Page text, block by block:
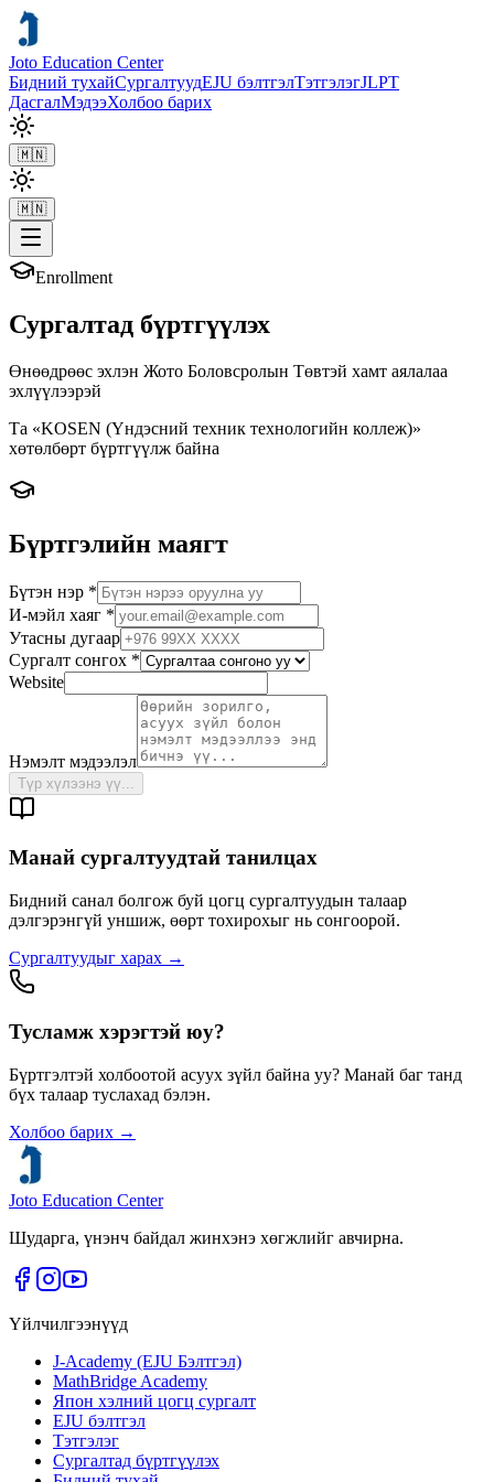
Joto Education Center
Бидний тухайСургалтуудEJU бэлтгэлТэтгэлэгJLPT
ДасгалМэдээХолбоо барих
🇲🇳
🇲🇳
Enrollment
Сургалтад бүртгүүлэх
Өнөөдрөөс эхлэн Жото Боловсролын Төвтэй хамт аялалаа
эхлүүлээрэй
Та «KOSEN (Үндэсний техник технологийн коллеж)»
хөтөлбөрт бүртгүүлж байна
Бүртгэлийн маягт
Бүтэн нэр *
И-мэйл хаяг *
Утасны дугаар
Сургалт сонгох *
Website
Нэмэлт мэдээлэл
Түр хүлээнэ үү...
Манай сургалтуудтай танилцах
Бидний санал болгож буй цогц сургалтуудын талаар
дэлгэрэнгүй уншиж, өөрт тохирохыг нь сонгоорой.
Сургалтуудыг харах →
Тусламж хэрэгтэй юу?
Бүртгэлтэй холбоотой асуух зүйл байна уу? Манай баг танд
бүх талаар туслахад бэлэн.
Холбоо барих →
Joto Education Center
Шударга, үнэнч байдал жинхэнэ хөгжлийг авчирна.
Үйлчилгээнүүд
J-Academy (EJU Бэлтгэл)
MathBridge Academy
Япон хэлний цогц сургалт
EJU бэлтгэл
Тэтгэлэг
Сургалтад бүртгүүлэх